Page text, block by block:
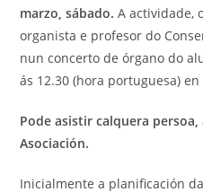
marzo, sábado. A actividade,
organista e profesor do
nun concerto de órgano do
ás 12.30 (hora portuguesa)
Pode asistir calquera
Asociación.
Inicialmente a planificación